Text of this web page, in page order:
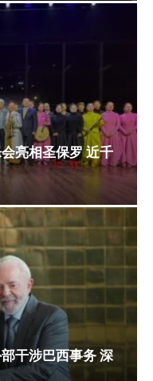
亮相圣保罗 近千
干涉巴西事务 深